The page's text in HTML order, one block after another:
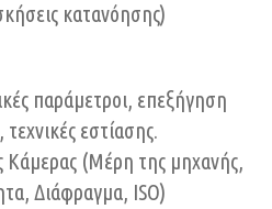
κατανόησης)
παράμετροι, επεξήγηση
εστίασης.
Κάμερας (Μέρη της μηχανής,
Διάφραγμα, ISO)